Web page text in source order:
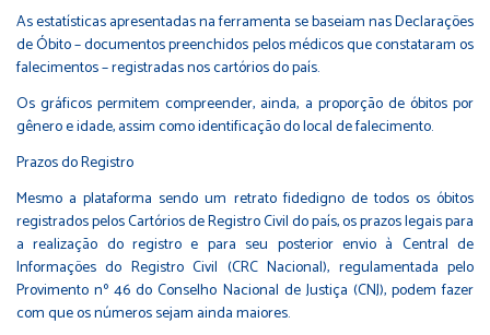
As estatísticas apresentadas na ferramenta se baseiam nas Declarações
de Óbito – documentos preenchidos pelos médicos que constataram os
falecimentos – registradas nos cartórios do país.
Os gráficos permitem compreender, ainda, a proporção de óbitos por
gênero e idade, assim como identificação do local de falecimento.
Prazos do Registro
Mesmo a plataforma sendo um retrato fidedigno de todos os óbitos
registrados pelos Cartórios de Registro Civil do país, os prazos legais para
a realização do registro e para seu posterior envio à Central de
Informações do Registro Civil (CRC Nacional), regulamentada pelo
Provimento nº 46 do Conselho Nacional de Justiça (CNJ), podem fazer
com que os números sejam ainda maiores.